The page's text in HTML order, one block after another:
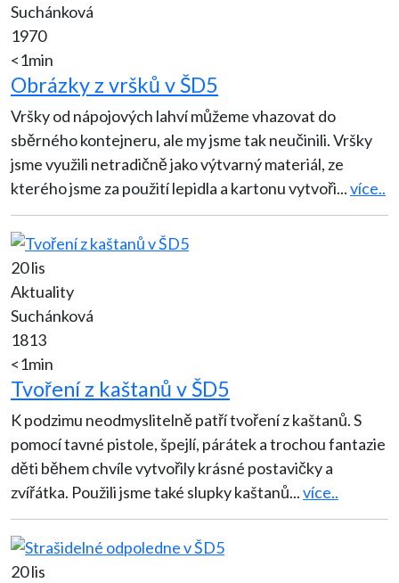
Suchánková
1970
<1min
Obrázky z vršků v ŠD5
Vršky od nápojových lahví můžeme vhazovat do
sběrného kontejneru, ale my jsme tak neučinili. Vršky
jsme využili netradičně jako výtvarný materiál, ze
kterého jsme za použití lepidla a kartonu vytvoři...více..
20 lis
Aktuality
Suchánková
1813
<1min
Tvoření z kaštanů v ŠD5
K podzimu neodmyslitelně patří tvoření z kaštanů. S
pomocí tavné pistole, špejlí, párátek a trochou fantazie
děti během chvíle vytvořily krásné postavičky a
zvířátka. Použili jsme také slupky kaštanů...více..
20 lis